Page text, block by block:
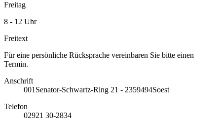
Freitag
8 - 12 Uhr
Freitext
Für eine persönliche Rücksprache vereinbaren Sie bitte einen
Termin.
Anschrift
001Senator-Schwartz-Ring 21 - 2359494Soest
Telefon
02921 30-2834